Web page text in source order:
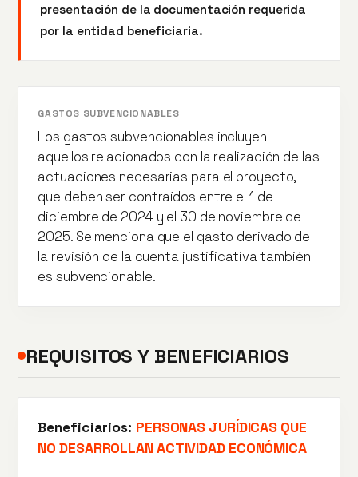
presentación de la documentación requerida
por la entidad beneficiaria.
GASTOS SUBVENCIONABLES
Los gastos subvencionables incluyen
aquellos relacionados con la realización de las
actuaciones necesarias para el proyecto,
que deben ser contraídos entre el 1 de
diciembre de 2024 y el 30 de noviembre de
2025. Se menciona que el gasto derivado de
la revisión de la cuenta justificativa también
es subvencionable.
REQUISITOS Y BENEFICIARIOS
Beneficiarios: PERSONAS JURÍDICAS QUE
NO DESARROLLAN ACTIVIDAD ECONÓMICA